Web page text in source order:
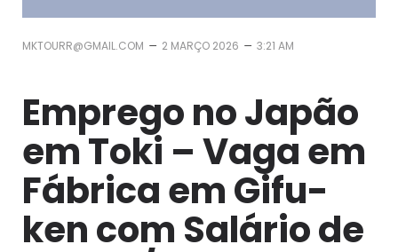
MKTOURR@GMAIL.COM – 2 MARÇO 2026 – 3:21 AM
Emprego no Japão
em Toki – Vaga em
Fábrica em Gifu-
ken com Salário de